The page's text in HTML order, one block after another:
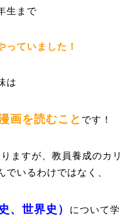
生まで
っていました！
は
画を読むこと です！
ますが、教員養成のカリ
でいるわけではなく、
、世界史）
について学